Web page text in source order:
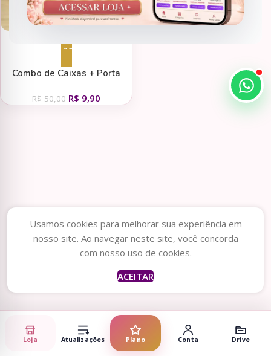
Adicionar ao carrinho
Combo de Caixas + Porta
(Nilmara)
R$50,00 R$ 9,90
Usamos cookies para melhorar sua experiência em
nosso site. Ao navegar neste site, você concorda
com nosso uso de cookies.
ACEITAR
Loja Atualizações Plano Conta Drive